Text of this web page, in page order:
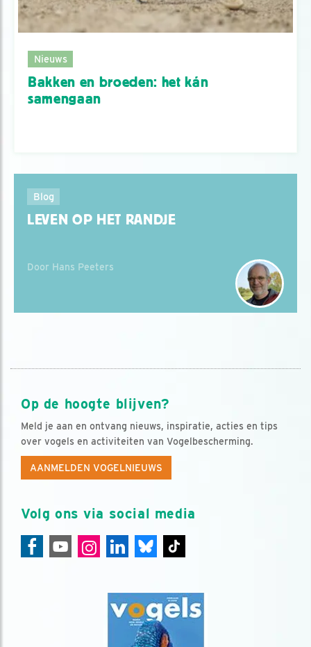
Nieuws
Bakken en broeden: het kán
samengaan
Blog
LEVEN OP HET RANDJE
Door Hans Peeters
Op de hoogte blijven?
Meld je aan en ontvang nieuws, inspiratie, acties en tips
over vogels en activiteiten van Vogelbescherming.
AANMELDEN VOGELNIEUWS
Volg ons via social media